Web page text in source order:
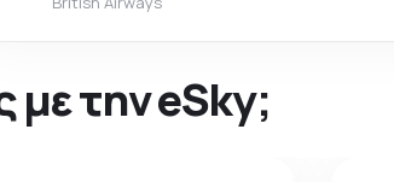
με την eSky;